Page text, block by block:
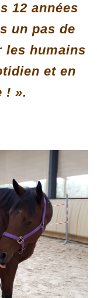
12 années
un pas de
les humains
et en
! ».